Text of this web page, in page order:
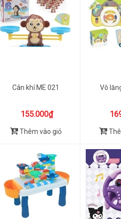
Cân khỉ ME 021
155.000₫
Thêm vào giỏ
Vô